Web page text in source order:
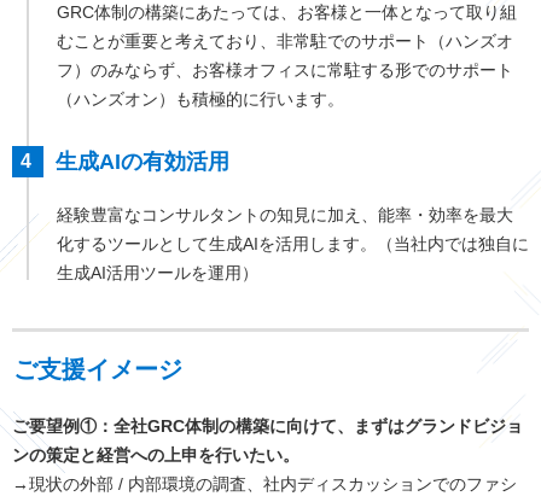
GRC体制の構築にあたっては、お客様と一体となって取り組
むことが重要と考えており、非常駐でのサポート（ハンズオ
フ）のみならず、お客様オフィスに常駐する形でのサポート
（ハンズオン）も積極的に行います。
生成AIの有効活用
経験豊富なコンサルタントの知見に加え、能率・効率を最大
化するツールとして生成AIを活用します。（当社内では独自に
生成AI活用ツールを運用）
ご支援イメージ
ご要望例①：全社GRC体制の構築に向けて、まずはグランドビジョ
ンの策定と経営への上申を行いたい。
→現状の外部 / 内部環境の調査、社内ディスカッションでのファシ